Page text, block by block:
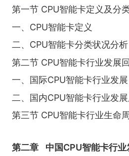
第一节 CPU智能卡定义及分
一、CPU智能卡定义
二、CPU智能卡分类状况分析
第二节 CPU智能卡行业发展
一、国际CPU智能卡行业发展
二、国内CPU智能卡行业发
第三节 CPU智能卡行业生命
第二章 中国CPU智能卡行